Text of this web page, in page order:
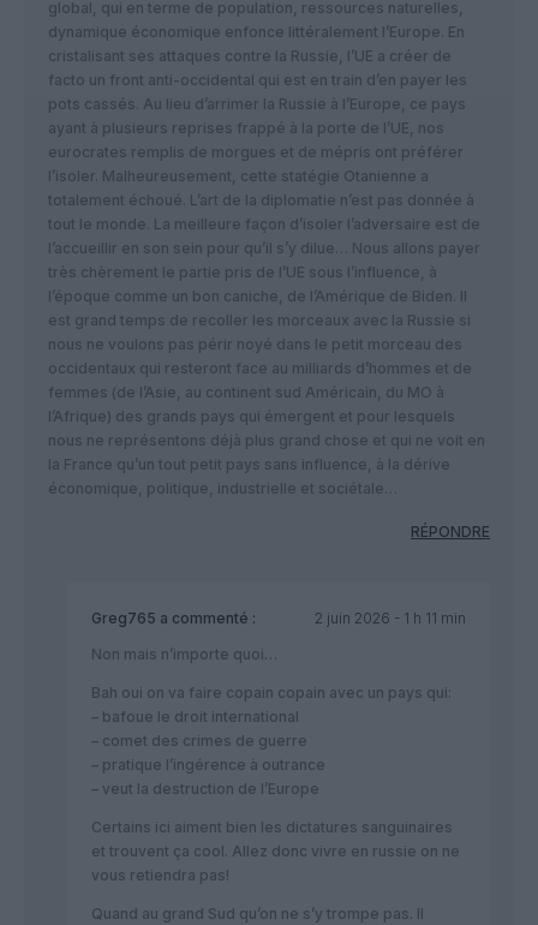
global, qui en terme de population, ressources naturelles,
dynamique économique enfonce littéralement l’Europe. En
cristalisant ses attaques contre la Russie, l’UE a créer de
facto un front anti-occidental qui est en train d’en payer les
pots cassés. Au lieu d’arrimer la Russie à l’Europe, ce pays
ayant à plusieurs reprises frappé à la porte de l’UE, nos
eurocrates remplis de morgues et de mépris ont préférer
l’isoler. Malheureusement, cette statégie Otanienne a
totalement échoué. L’art de la diplomatie n’est pas donnée à
tout le monde. La meilleure façon d’isoler l’adversaire est de
l’accueillir en son sein pour qu’il s’y dilue… Nous allons payer
très chèrement le partie pris de l’UE sous l’influence, à
l’époque comme un bon caniche, de l’Amérique de Biden. Il
est grand temps de recoller les morceaux avec la Russie si
nous ne voulons pas périr noyé dans le petit morceau des
occidentaux qui resteront face au milliards d’hommes et de
femmes (de l’Asie, au continent sud Américain, du MO à
l’Afrique) des grands pays qui émergent et pour lesquels
nous ne représentons déjà plus grand chose et qui ne voit en
la France qu’un tout petit pays sans influence, à la dérive
économique, politique, industrielle et sociétale…
RÉPONDRE
Greg765 a commenté :
2 juin 2026 - 1 h 11 min
Non mais n’importe quoi…
Bah oui on va faire copain copain avec un pays qui:
– bafoue le droit international
– comet des crimes de guerre
– pratique l’ingérence à outrance
– veut la destruction de l’Europe
Certains ici aiment bien les dictatures sanguinaires
et trouvent ça cool. Allez donc vivre en russie on ne
vous retiendra pas!
Quand au grand Sud qu’on ne s’y trompe pas. Il